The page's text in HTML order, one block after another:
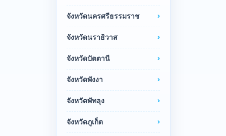
จังหวัดนครศรีธรรมราช
จังหวัดนราธิวาส
จังหวัดปัตตานี
จังหวัดพังงา
จังหวัดพัทลุง
จังหวัดภูเก็ต